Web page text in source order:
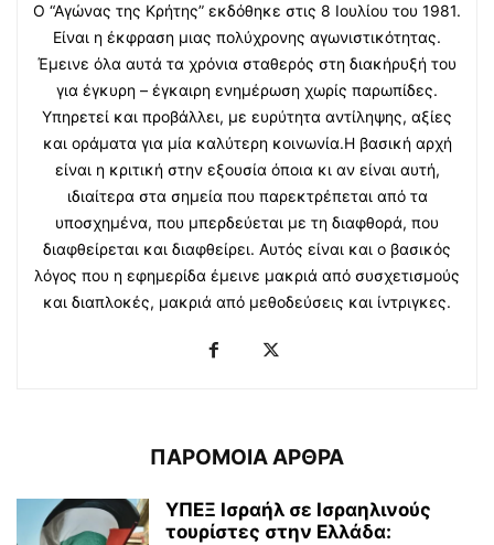
Ο “Αγώνας της Κρήτης” εκδόθηκε στις 8 Ιουλίου του 1981.
Είναι η έκφραση μιας πολύχρονης αγωνιστικότητας.
Έμεινε όλα αυτά τα χρόνια σταθερός στη διακήρυξή του
για έγκυρη – έγκαιρη ενημέρωση χωρίς παρωπίδες.
Υπηρετεί και προβάλλει, με ευρύτητα αντίληψης, αξίες
και οράματα για μία καλύτερη κοινωνία.Η βασική αρχή
είναι η κριτική στην εξουσία όποια κι αν είναι αυτή,
ιδιαίτερα στα σημεία που παρεκτρέπεται από τα
υποσχημένα, που μπερδεύεται με τη διαφθορά, που
διαφθείρεται και διαφθείρει. Αυτός είναι και ο βασικός
λόγος που η εφημερίδα έμεινε μακριά από συσχετισμούς
και διαπλοκές, μακριά από μεθοδεύσεις και ίντριγκες.
ΠΑΡΟΜΟΙΑ ΑΡΘΡΑ
ΥΠΕΞ Ισραήλ σε Ισραηλινούς
τουρίστες στην Ελλάδα: